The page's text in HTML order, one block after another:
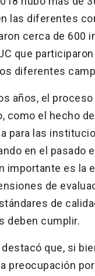
las diferentes
cerca de 600
que
diferentes
años, el
como el hecho
para las
en el pasado
importante es la
de
de
deben cumplir.
destacó que, si
preocupación